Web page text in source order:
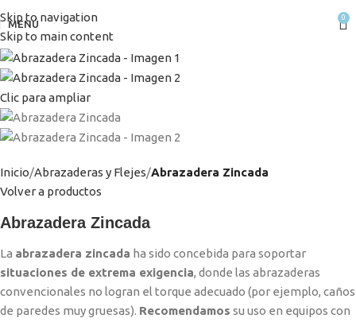
Skip to navigation
Skip to main content
MENÚ
0
Clic para ampliar
Inicio Abrazaderas y Flejes Abrazadera Zincada
Volver a productos
Abrazadera Zincada
La abrazadera zincada ha sido concebida para soportar
situaciones de extrema exigencia, donde las abrazaderas
convencionales no logran el torque adecuado (por ejemplo, caños
de paredes muy gruesas). Recomendamos su uso en equipos con